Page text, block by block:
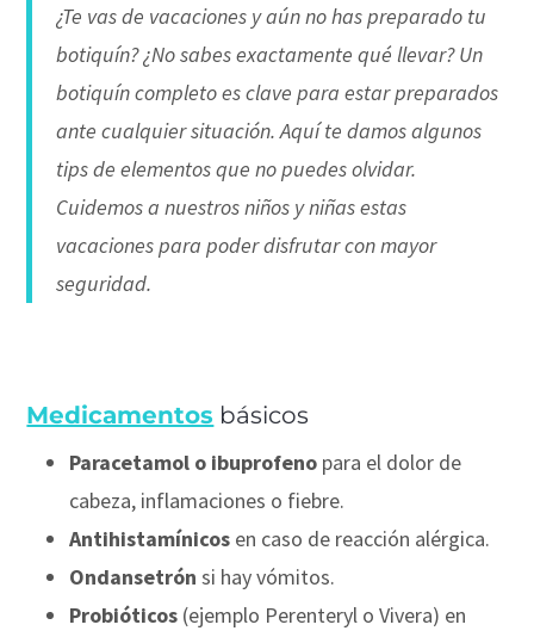
¿Te vas de vacaciones y aún no has preparado tu
botiquín? ¿No sabes exactamente qué llevar? Un
botiquín completo es clave para estar preparados
ante cualquier situación. Aquí te damos algunos
tips de elementos que no puedes olvidar.
Cuidemos a nuestros niños y niñas estas
vacaciones para poder disfrutar con mayor
seguridad.
Medicamentos básicos
Paracetamol o ibuprofeno para el dolor de
cabeza, inflamaciones o fiebre.
Antihistamínicos en caso de reacción alérgica.
Ondansetrónsi hay vómitos.
Probióticos (ejemplo Perenteryl o Vivera) en